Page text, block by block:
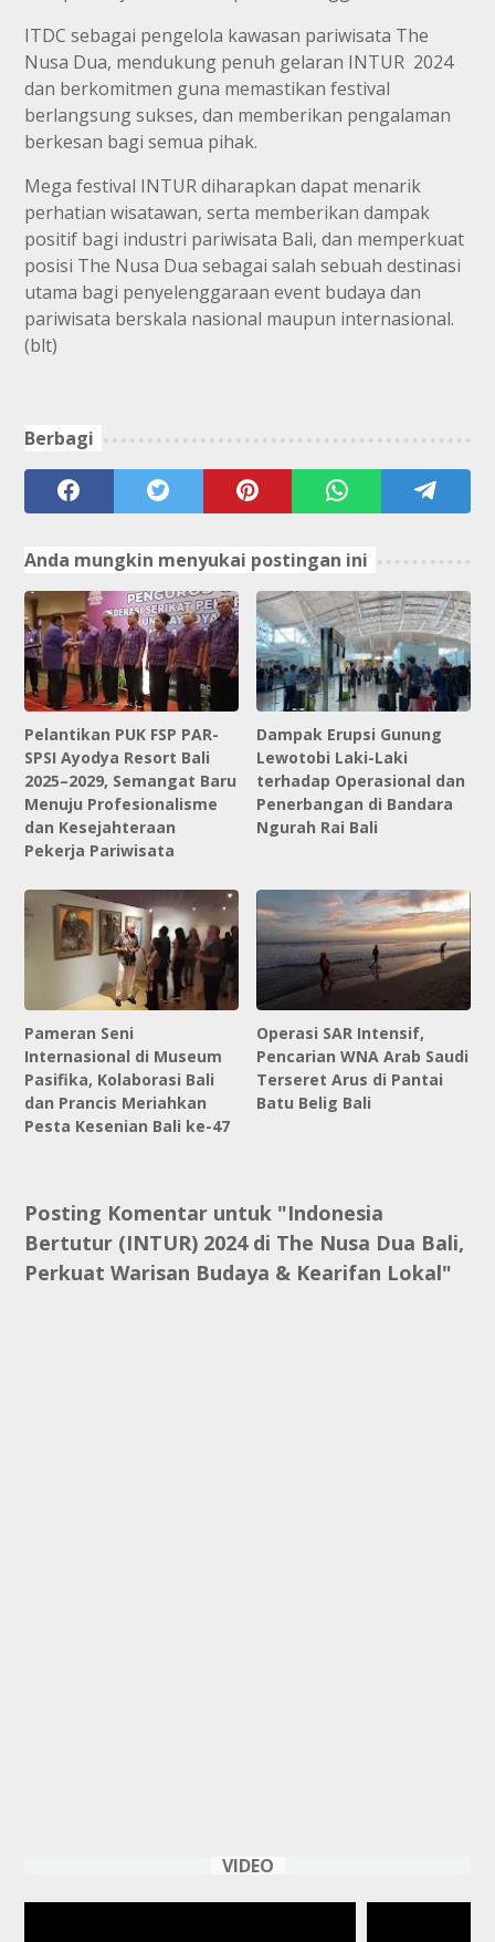
ITDC sebagai pengelola kawasan pariwisata The
Nusa Dua, mendukung penuh gelaran INTUR 2024
dan berkomitmen guna memastikan festival
berlangsung sukses, dan memberikan pengalaman
berkesan bagi semua pihak.
Mega festival INTUR diharapkan dapat menarik
perhatian wisatawan, serta memberikan dampak
positif bagi industri pariwisata Bali, dan memperkuat
posisi The Nusa Dua sebagai salah sebuah destinasi
utama bagi penyelenggaraan event budaya dan
pariwisata berskala nasional maupun internasional.
(blt)
Berbagi
Anda mungkin menyukai postingan ini
Pelantikan PUK FSP PAR-
SPSI Ayodya Resort Bali
2025–2029, Semangat Baru
Menuju Profesionalisme
dan Kesejahteraan
Pekerja Pariwisata
Dampak Erupsi Gunung
Lewotobi Laki-Laki
terhadap Operasional dan
Penerbangan di Bandara
Ngurah Rai Bali
Pameran Seni
Internasional di Museum
Pasifika, Kolaborasi Bali
dan Prancis Meriahkan
Pesta Kesenian Bali ke-47
Operasi SAR Intensif,
Pencarian WNA Arab Saudi
Terseret Arus di Pantai
Batu Belig Bali
Posting Komentar untuk "Indonesia
Bertutur (INTUR) 2024 di The Nusa Dua Bali,
Perkuat Warisan Budaya & Kearifan Lokal"
VIDEO